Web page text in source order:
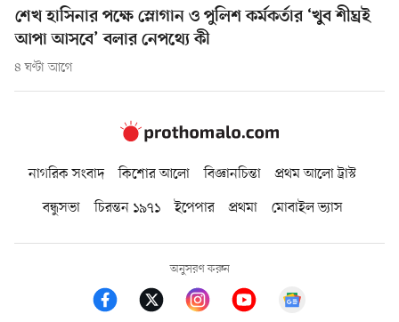
শেখ হাসিনার পক্ষে স্লোগান ও পুলিশ কর্মকর্তার ‘খুব শীঘ্রই
আপা আসবে’ বলার নেপথ্যে কী
৪ ঘণ্টা আগে
নাগরিক সংবাদ কিশোর আলো বিজ্ঞানচিন্তা
প্রথম আলো ট্রাস্ট
বন্ধুসভা
চিরন্তন ১৯৭১ ইপেপার প্রথমা মোবাইল ভ্যাস
অনুসরণ করুন